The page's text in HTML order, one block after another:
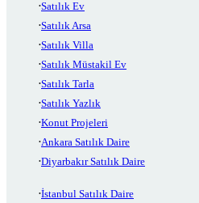
Satılık Ev
Satılık Arsa
Satılık Villa
Satılık Müstakil Ev
Satılık Tarla
Satılık Yazlık
Konut Projeleri
Ankara Satılık Daire
Diyarbakır Satılık Daire
İstanbul Satılık Daire